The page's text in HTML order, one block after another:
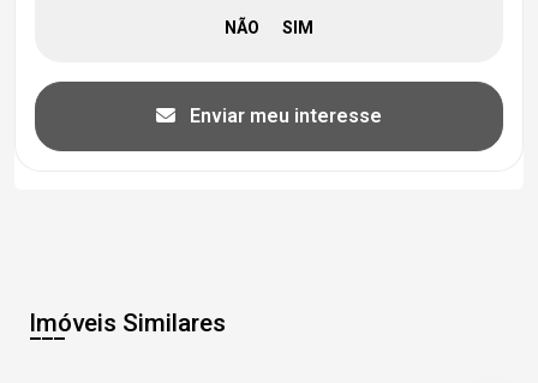
Enviar meu interesse
Imóveis Similares